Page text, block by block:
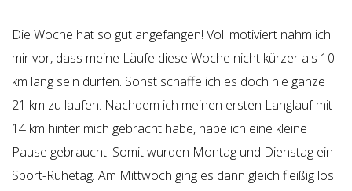
Die Woche hat so gut angefangen! Voll motiviert nahm ich
mir vor, dass meine Läufe diese Woche nicht kürzer als 10
km lang sein dürfen. Sonst schaffe ich es doch nie ganze
21 km zu laufen. Nachdem ich meinen ersten Langlauf mit
14 km hinter mich gebracht habe, habe ich eine kleine
Pause gebraucht. Somit wurden Montag und Dienstag ein
Sport-Ruhetag. Am Mittwoch ging es dann gleich fleißig los